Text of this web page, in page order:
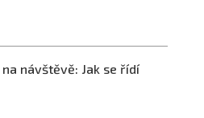
návštěvě: Jak se řídí